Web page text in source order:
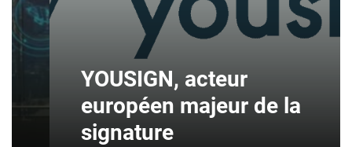
YOUSIGN, acteur
européen majeur de la
signature